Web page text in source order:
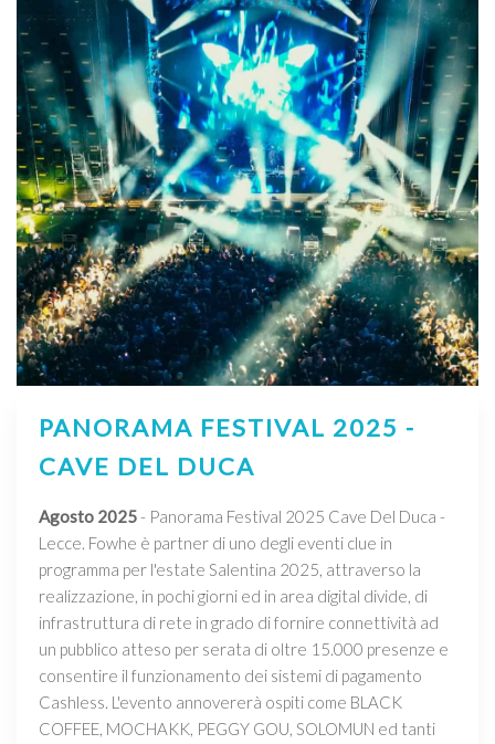
PANORAMA FESTIVAL 2025 -
CAVE DEL DUCA
Agosto 2025- Panorama Festival 2025 Cave Del Duca -
Lecce. Fowhe è partner di uno degli eventi clue in
programma per l'estate Salentina 2025, attraverso la
realizzazione, in pochi giorni ed in area digital divide, di
infrastruttura di rete in grado di fornire connettività ad
un pubblico atteso per serata di oltre 15.000 presenze e
consentire il funzionamento dei sistemi di pagamento
Cashless. L'evento annovererà ospiti come BLACK
COFFEE, MOCHAKK, PEGGY GOU, SOLOMUN ed tanti